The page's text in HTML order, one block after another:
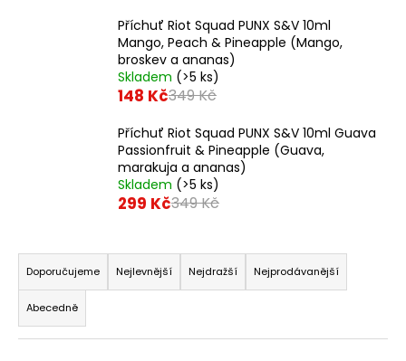
Příchuť Riot Squad PUNX S&V 10ml
Mango, Peach & Pineapple (Mango,
broskev a ananas)
Skladem (>5 ks)
148 Kč349 Kč
Příchuť Riot Squad PUNX S&V 10ml Guava
Passionfruit & Pineapple (Guava,
marakuja a ananas)
Skladem (>5 ks)
299 Kč349 Kč
Ř
a
z
e
n
Doporučujeme Nejlevnější Nejdražší Nejprodávanější
Abecedně
í
t
?